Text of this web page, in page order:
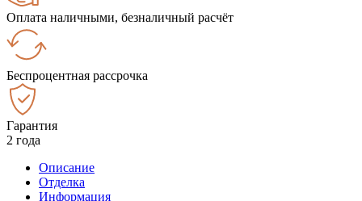
Оплата наличными, безналичный расчёт
Беспроцентная рассрочка
Гарантия
2 года
Описание
Отделка
Информация